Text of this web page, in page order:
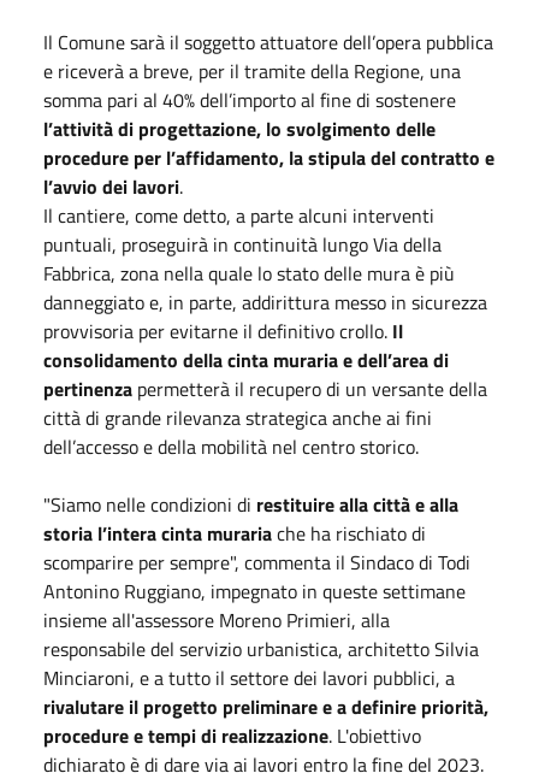
Il Comune sarà il soggetto attuatore dell’opera pubblica
e riceverà a breve, per il tramite della Regione, una
somma pari al 40% dell’importo al fine di sostenere
l’attività di progettazione, lo svolgimento delle
procedure per l’affidamento, la stipula del contratto e
l’avvio dei lavori.
Il cantiere, come detto, a parte alcuni interventi
puntuali, proseguirà in continuità lungo Via della
Fabbrica, zona nella quale lo stato delle mura è più
danneggiato e, in parte, addirittura messo in sicurezza
provvisoria per evitarne il definitivo crollo. Il
consolidamento della cinta muraria e dell’area di
pertinenza permetterà il recupero di un versante della
città di grande rilevanza strategica anche ai fini
dell’accesso e della mobilità nel centro storico.
"Siamo nelle condizioni di restituire alla città e alla
storia l’intera cinta murariache ha rischiato di
scomparire per sempre", commenta il Sindaco di Todi
Antonino Ruggiano, impegnato in queste settimane
insieme all'assessore Moreno Primieri, alla
responsabile del servizio urbanistica, architetto Silvia
Minciaroni, e a tutto il settore dei lavori pubblici, a
rivalutare il progetto preliminare e a definire priorità,
procedure e tempi di realizzazione. L'obiettivo
dichiarato è di dare via ai lavori entro la fine del 2023.